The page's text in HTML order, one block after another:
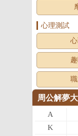
心理測試
周公解夢
A
K